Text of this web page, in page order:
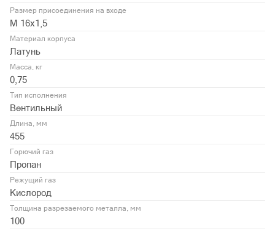
Размер присоединения на входе
М 16х1,5
Материал корпуса
Латунь
Масса, кг
0,75
Тип исполнения
Вентильный
Длина, мм
455
Горючий газ
Пропан
Режущий газ
Кислород
Толщина разрезаемого металла, мм
100